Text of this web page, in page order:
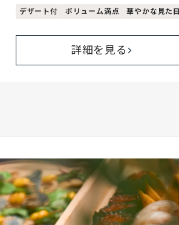
デザート付 ボリューム満点 華やかな見た目
詳細を見る